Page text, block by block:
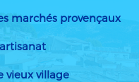
marchés provençaux
vieux village